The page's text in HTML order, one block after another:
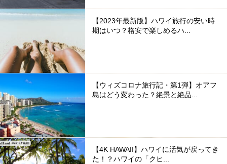
【2023年最新版】ハワイ旅行の安い時
期はいつ？格安で楽しめるハ...
【ウィズコロナ旅行記・第1弾】オアフ
島はどう変わった？絶景と絶品...
【4K HAWAII】ハワイに活気が戻ってき
た！？ハワイの「クヒ...